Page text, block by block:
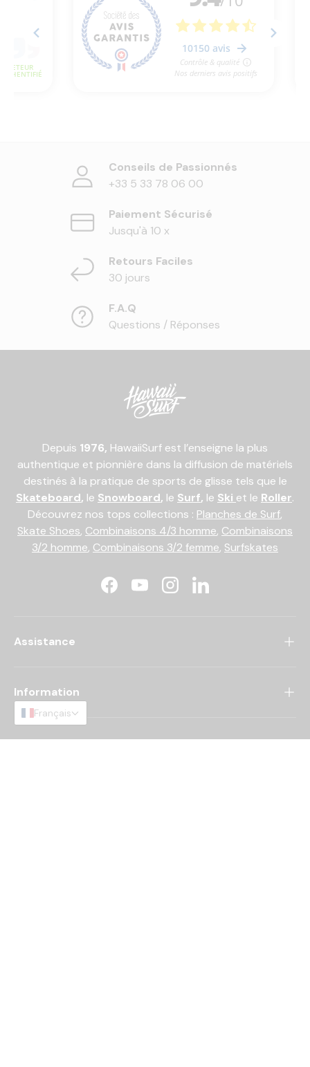
Conseils de Passionnés
+33 5 33 78 06 00
Paiement Sécurisé
Jusqu'à 10 x
Retours Faciles
30 jours
F.A.Q
Questions / Réponses
Depuis 1976, HawaiiSurf est l’enseigne la plus
authentique et pionnière dans la diffusion de matériels
destinés à la pratique de sports de glisse tels que le
Skateboard, le Snowboard, le Surf, le Ski et le Roller.
Découvrez nos tops collections : Planches de Surf,
Skate Shoes, Combinaisons 4/3 homme, Combinaisons
3/2 homme, Combinaisons 3/2 femme, Surfskates
FacebookYouTubeInstagramLinkedIn
Assistance
Information
Français